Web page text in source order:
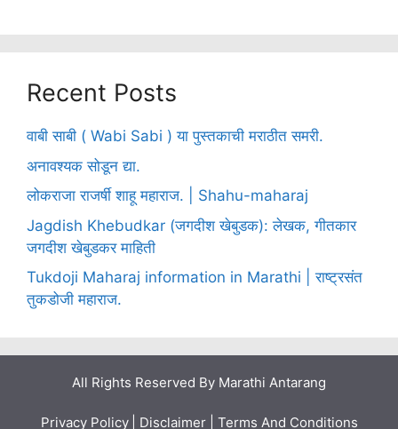
Recent Posts
वाबी साबी ( Wabi Sabi ) या पुस्तकाची मराठीत समरी.
अनावश्यक सोडून द्या.
लोकराजा राजर्षी शाहू महाराज. | Shahu-maharaj
Jagdish Khebudkar (जगदीश खेबुडक): लेखक, गीतकार
जगदीश खेबुडकर माहिती
Tukdoji Maharaj information in Marathi | राष्ट्रसंत
तुकडोजी महाराज.
All Rights Reserved By Marathi Antarang
Privacy Policy Disclaimer| Terms And Conditions